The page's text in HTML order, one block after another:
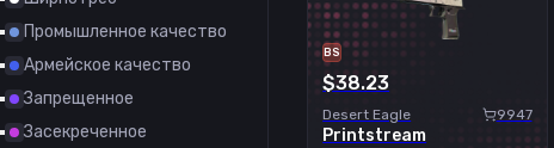
Промышленное качество
Армейское качество
Запрещенное
Засекреченное
BS
$38.23
Desert Eagle 9947
Printstream